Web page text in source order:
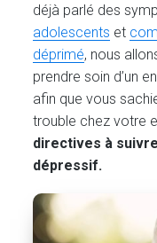
déjà parlé des
adolescents et
déprimé, nous
prendre soin d’un
afin que vous
trouble chez votre
directives à
dépressif.